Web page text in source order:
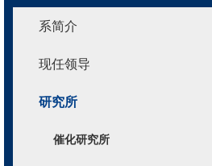
系简介
现任领导
研究所
催化研究所